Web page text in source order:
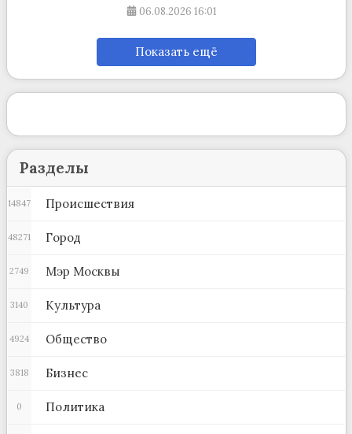
06.08.2026 16:01
Показать ещё
Разделы
Происшествия
14847
Город
48271
Мэр Москвы
2749
Культура
3140
Общество
4924
Бизнес
3818
Политика
0